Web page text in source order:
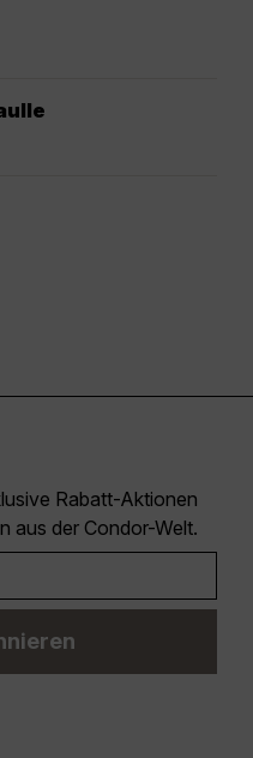
Rabatt-Aktionen
aus der Condor-Welt.